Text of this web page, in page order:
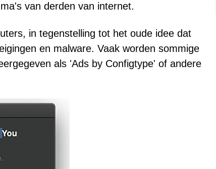
van derden van internet.
in tegenstelling tot het oude idee dat
en malware. Vaak worden sommige
als 'Ads by Configtype' of andere